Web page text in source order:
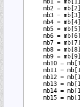
mb1 =
mb2 =
mb3 =
mb4 =
mb5 =
mb6 =
mb7 =
mb8 =
mb9 =
mb10 =
mb11 =
mb12 =
mb13 =
mb14 =
mb15 =